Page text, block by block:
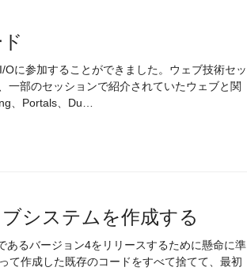
に参加することができました。ウェブ技術セッ
一部のセッションで紹介されていたウェブと関
、Portals、Du…
システムを作成する
るバージョン4をリリースするために懸命に準
て作成した既存のコードをすべて捨てて、最初